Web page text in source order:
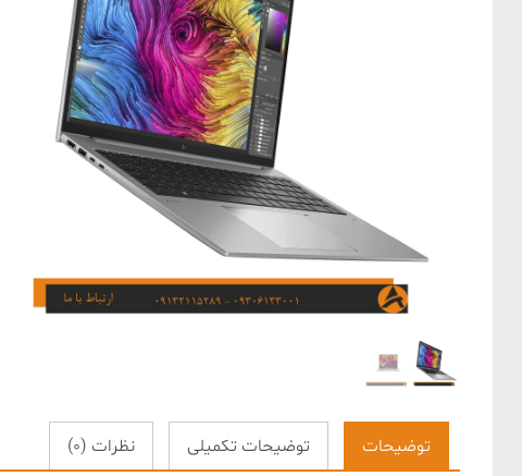
توضیحات توضیحات تکمیلی نظرات (0)